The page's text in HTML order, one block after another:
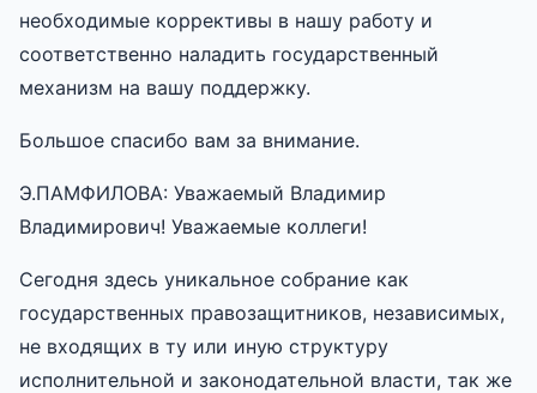
необходимые коррективы в нашу работу и
соответственно наладить государственный
механизм на вашу поддержку.
Большое спасибо вам за внимание.
Э.ПАМФИЛОВА: Уважаемый Владимир
Владимирович! Уважаемые коллеги!
Сегодня здесь уникальное собрание как
государственных правозащитников, независимых,
не входящих в ту или иную структуру
исполнительной и законодательной власти, так же